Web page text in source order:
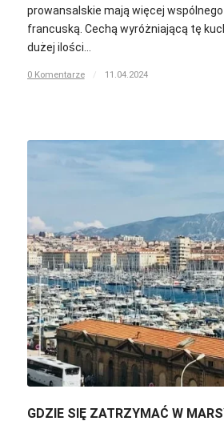
prowansalskie mają więcej wspólnego
francuską. Cechą wyróżniającą tę
dużej ilości…
0 Komentarze / 11.04.2024
GDZIE SIĘ ZATRZYMAĆ W